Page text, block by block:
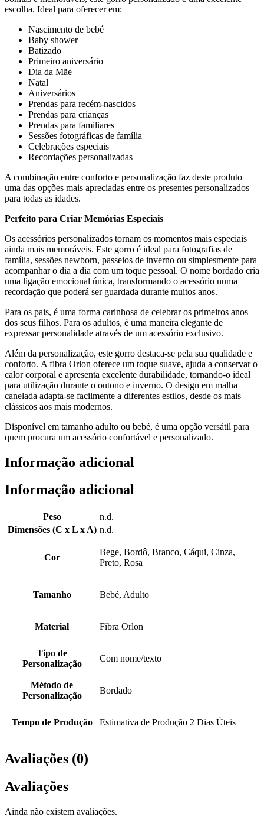
escolha. Ideal para oferecer em:
Nascimento de bebé
Baby shower
Batizado
Primeiro aniversário
Dia da Mãe
Natal
Aniversários
Prendas para recém-nascidos
Prendas para crianças
Prendas para familiares
Sessões fotográficas de família
Celebrações especiais
Recordações personalizadas
A combinação entre conforto e personalização faz deste produto
uma das opções mais apreciadas entre os presentes personalizados
para todas as idades.
Perfeito para Criar Memórias Especiais
Os acessórios personalizados tornam os momentos mais especiais
ainda mais memoráveis. Este gorro é ideal para fotografias de
família, sessões newborn, passeios de inverno ou simplesmente para
acompanhar o dia a dia com um toque pessoal. O nome bordado cria
uma ligação emocional única, transformando o acessório numa
recordação que poderá ser guardada durante muitos anos.
Para os pais, é uma forma carinhosa de celebrar os primeiros anos
dos seus filhos. Para os adultos, é uma maneira elegante de
expressar personalidade através de um acessório exclusivo.
Além da personalização, este gorro destaca-se pela sua qualidade e
conforto. A fibra Orlon oferece um toque suave, ajuda a conservar o
calor corporal e apresenta excelente durabilidade, tornando-o ideal
para utilização durante o outono e inverno. O design em malha
canelada adapta-se facilmente a diferentes estilos, desde os mais
clássicos aos mais modernos.
Disponível em tamanho adulto ou bebé, é uma opção versátil para
quem procura um acessório confortável e personalizado.
Informação adicional
Informação adicional
Peso
n.d.
Dimensões (C x L x A) n.d.
Cor
Bege, Bordô, Branco, Cáqui, Cinza,
Preto, Rosa
Tamanho Bebé, Adulto
Material Fibra Orlon
Tipo de
Personalização
Com nome/texto
Método de
Personalização
Bordado
Tempo de Produção Estimativa de Produção 2 Dias Úteis
Avaliações (0)
Avaliações
Ainda não existem avaliações.